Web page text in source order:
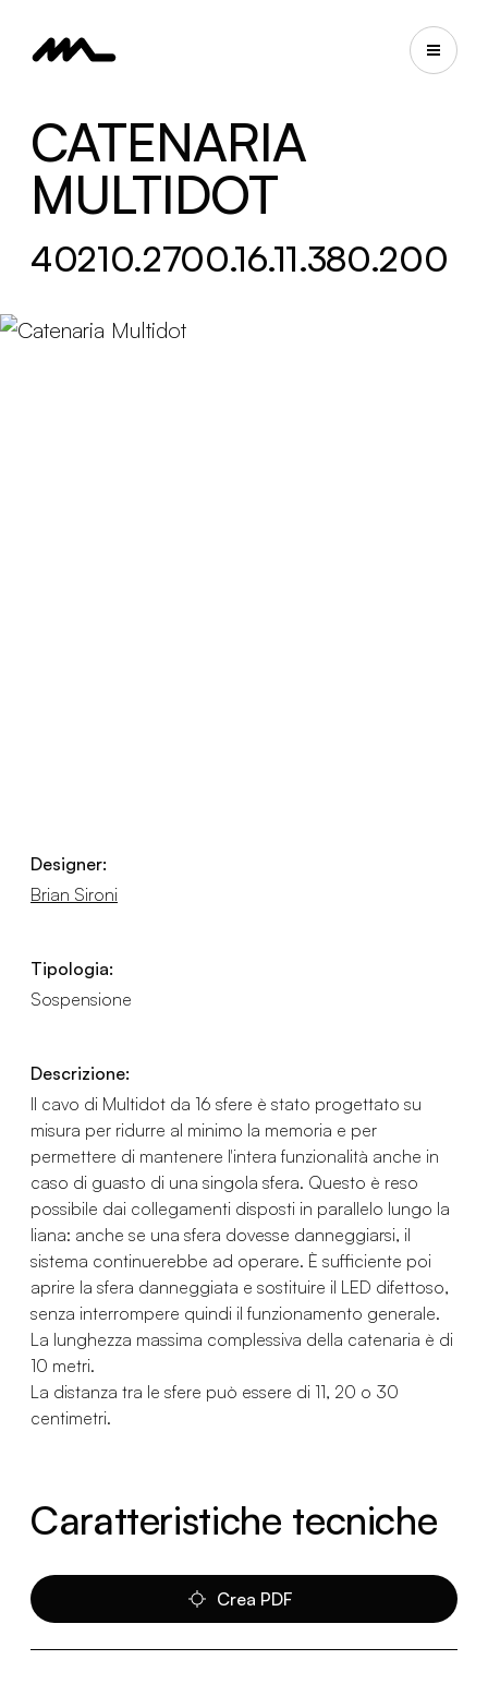
CATENARIA
MULTIDOT
40210.2700.16.11.380.200
Designer:
Brian Sironi
Tipologia:
Sospensione
Descrizione:
Il cavo di Multidot da 16 sfere è stato progettato su
misura per ridurre al minimo la memoria e per
permettere di mantenere l'intera funzionalità anche in
caso di guasto di una singola sfera. Questo è reso
possibile dai collegamenti disposti in parallelo lungo la
liana: anche se una sfera dovesse danneggiarsi, il
sistema continuerebbe ad operare. È sufficiente poi
aprire la sfera danneggiata e sostituire il LED difettoso,
senza interrompere quindi il funzionamento generale.
La lunghezza massima complessiva della catenaria è di
10 metri.
La distanza tra le sfere può essere di 11, 20 o 30
centimetri.
Caratteristiche tecniche
Crea PDF